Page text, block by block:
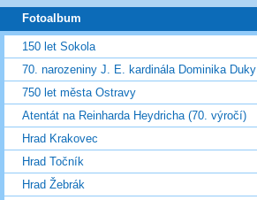
Fotoalbum
150 let Sokola
70. narozeniny J. E. kardinála Dominika Duky
750 let města Ostravy
Atentát na Reinharda Heydricha (70. výročí)
Hrad Krakovec
Hrad Točník
Hrad Žebrák